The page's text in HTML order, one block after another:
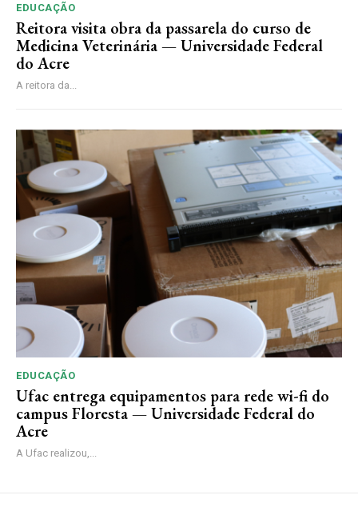
EDUCAÇÃO
Reitora visita obra da passarela do curso de
Medicina Veterinária — Universidade Federal
do Acre
A reitora da...
EDUCAÇÃO
Ufac entrega equipamentos para rede wi-fi do
campus Floresta — Universidade Federal do
Acre
A Ufac realizou,...